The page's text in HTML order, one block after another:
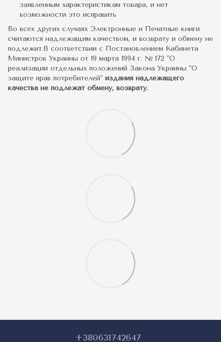
заявленным характеристикам товара, и нет
возможности это исправить
Во всех других случаях Электронные и Печатные книги
считаются надлежащим качеством, и возврату и обмену не
подлежит.В соответствии с Постановлением Кабинета
Министров Украины от 19 марта 1994 г. № 172 "О
реализации отдельных положений Закона Украины "О
защите прав потребителей" издания надлежащего
качества не подлежат обмену, возврату.
+380631742647